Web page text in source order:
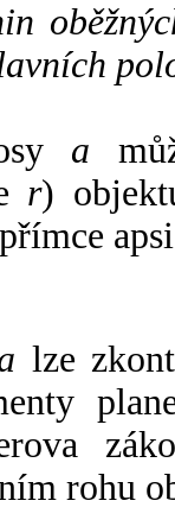
a
r)
lze
rohu